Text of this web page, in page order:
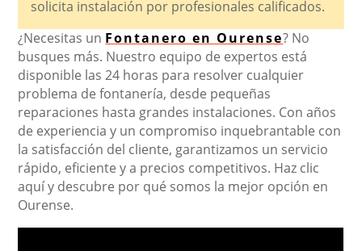
solicita instalación por profesionales calificados.
¿Necesitas un Fontanero en Ourense? No
busques más. Nuestro equipo de expertos está
disponible las 24 horas para resolver cualquier
problema de fontanería, desde pequeñas
reparaciones hasta grandes instalaciones. Con años
de experiencia y un compromiso inquebrantable con
la satisfacción del cliente, garantizamos un servicio
rápido, eficiente y a precios competitivos. Haz clic
aquí y descubre por qué somos la mejor opción en
Ourense.